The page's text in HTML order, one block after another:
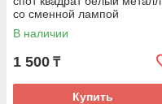
со сменной лампой
В наличии
1 500 ₸
Купить